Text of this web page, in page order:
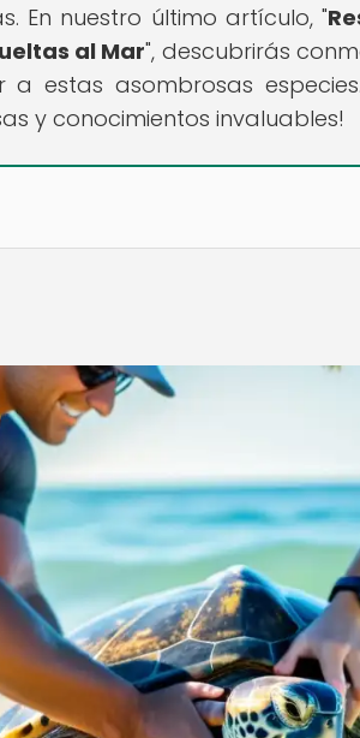
En nuestro último artículo, "
al Mar", descubrirás
a estas asombrosas
y conocimientos invaluables!